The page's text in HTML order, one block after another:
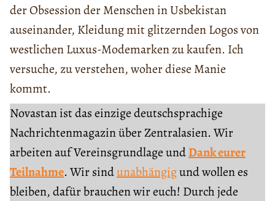
der Obsession der Menschen in Usbekistan
auseinander, Kleidung mit glitzernden Logos von
westlichen Luxus-Modemarken zu kaufen. Ich
versuche, zu verstehen, woher diese Manie
kommt.
Novastan ist das einzige deutschsprachige
Nachrichtenmagazin über Zentralasien. Wir
arbeiten auf Vereinsgrundlage undDank eurer
Teilnahme. Wir sindunabhängigund wollen es
bleiben, dafür brauchen wir euch! Durch jede